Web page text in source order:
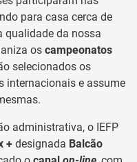
para casa cerca de
qualidade da nossa
os campeonatos
selecionados os
internacionais e assume
administrativa, o IEFP
+ designada Balcão